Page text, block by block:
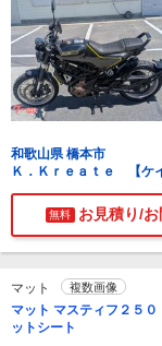
和歌山県 橋本市
Ｋ．Ｋｒｅａｔｅ 【ケ
無料 お見積り/
マット 複数画像
マット マスティフ２５
ットシート